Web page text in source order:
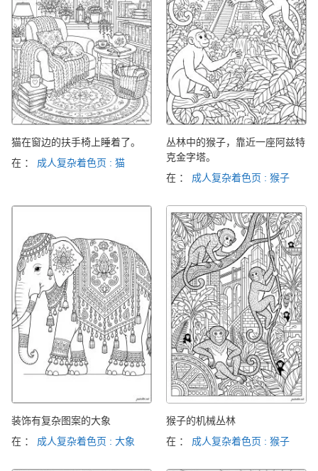
猫在窗边的扶手椅上睡着了。
在 ： 成人复杂着色页 : 猫
丛林中的猴子，靠近一座阿兹特
克金字塔。
在 ： 成人复杂着色页 : 猴子
装饰有复杂图案的大象
在 ： 成人复杂着色页 : 大象
猴子的机械丛林
在 ： 成人复杂着色页 : 猴子